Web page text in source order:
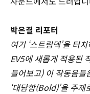
박은결 리포터
여기 ‘스트림덱’을 터
EV5에 새롭게 적용된
들어보고) 이 작동음들
‘대담함(Bold)’을 주